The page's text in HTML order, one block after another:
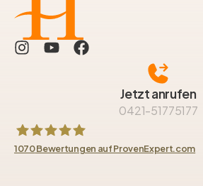
1070Bewertungen auf ProvenExpert.com
Jetzt anrufen
0421-51775177